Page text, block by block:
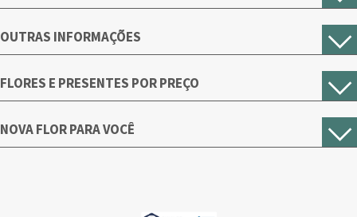
OUTRAS INFORMAÇÕES
FLORES E PRESENTES POR PREÇO
NOVA FLOR PARA VOCÊ